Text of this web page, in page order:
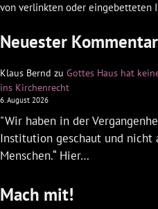
von verlinkten oder eingebetteten
Neuester Kommentar
Klaus Bernd zu Gottes Haus hat
ins Kirchenrecht
6. August 2026
"Wir haben in der
Institution geschaut und nicht
Menschen.“ Hier…
Mach mit!